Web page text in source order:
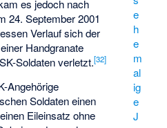
e
h
e
m
al
ig
e
J
es jedoch nach
24. September 2001
Verlauf sich der
Handgranate
Soldaten verletzt.[32]
Angehörige
Soldaten einen
Eileinsatz ohne